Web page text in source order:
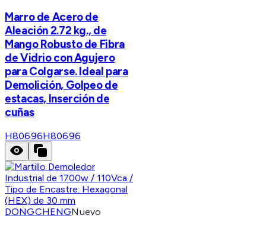
Marro de Acero de
Aleación 2.72 kg., de
Mango Robusto de Fibra
de Vidrio con Agujero
para Colgarse. Ideal para
Demolición, Golpeo de
estacas, Inserción de
cuñas
H80696H80696
DONGCHENGNuevo